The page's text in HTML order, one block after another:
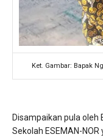
Ket. Gambar: Bapak
Disampaikan pula oleh
Sekolah ESEMAN-